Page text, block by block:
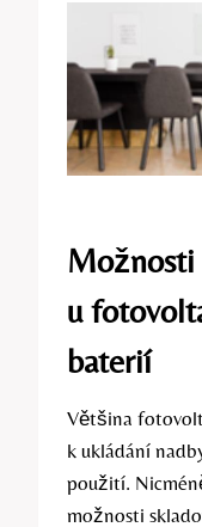
Možnosti
u
baterií
Většina
k ukládání
použití.
možnosti